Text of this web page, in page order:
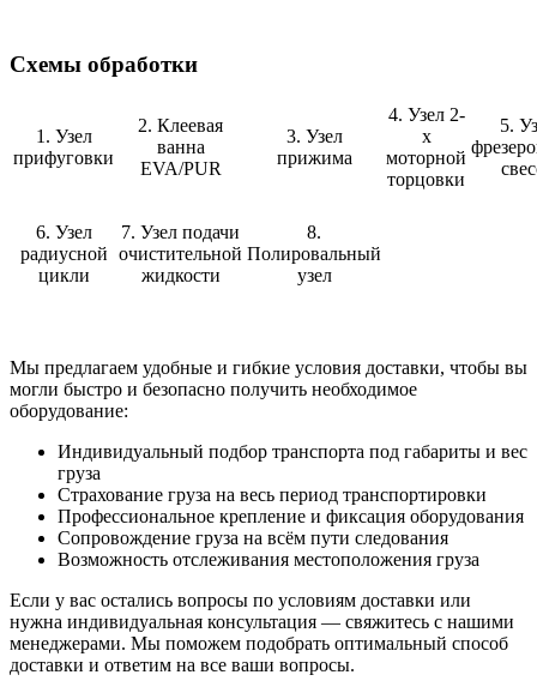
Cхемы обработки
1. Узел
прифуговки
2. Клеевая
ванна
EVA/PUR
3. Узел
прижима
4. Узел 2-
х
моторной
торцовки
5.
6. Узел
радиусной
цикли
7. Узел подачи
очистительной
жидкости
8.
Полировальный
узел
Мы предлагаем удобные и гибкие условия доставки, чтобы вы
могли быстро и безопасно получить необходимое
оборудование:
Индивидуальный подбор транспорта под габариты и вес
груза
Страхование груза на весь период транспортировки
Профессиональное крепление и фиксация оборудования
Сопровождение груза на всём пути следования
Возможность отслеживания местоположения груза
Если у вас остались вопросы по условиям доставки или
нужна индивидуальная консультация — свяжитесь с нашими
менеджерами. Мы поможем подобрать оптимальный способ
доставки и ответим на все ваши вопросы.